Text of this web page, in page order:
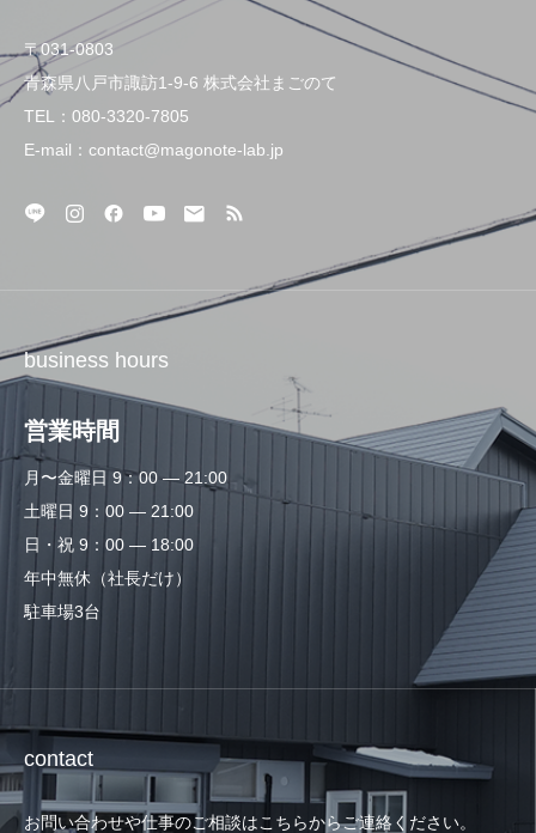
〒031-0803
青森県八戸市諏訪1-9-6 株式会社まごのて
TEL：080-3320-7805
E-mail：contact@magonote-lab.jp
business hours
営業時間
月〜金曜日 9：00 — 21:00
土曜日 9：00 — 21:00
日・祝 9：00 — 18:00
年中無休（社長だけ）
駐車場3台
contact
お問い合わせや仕事のご相談はこちらからご連絡ください。